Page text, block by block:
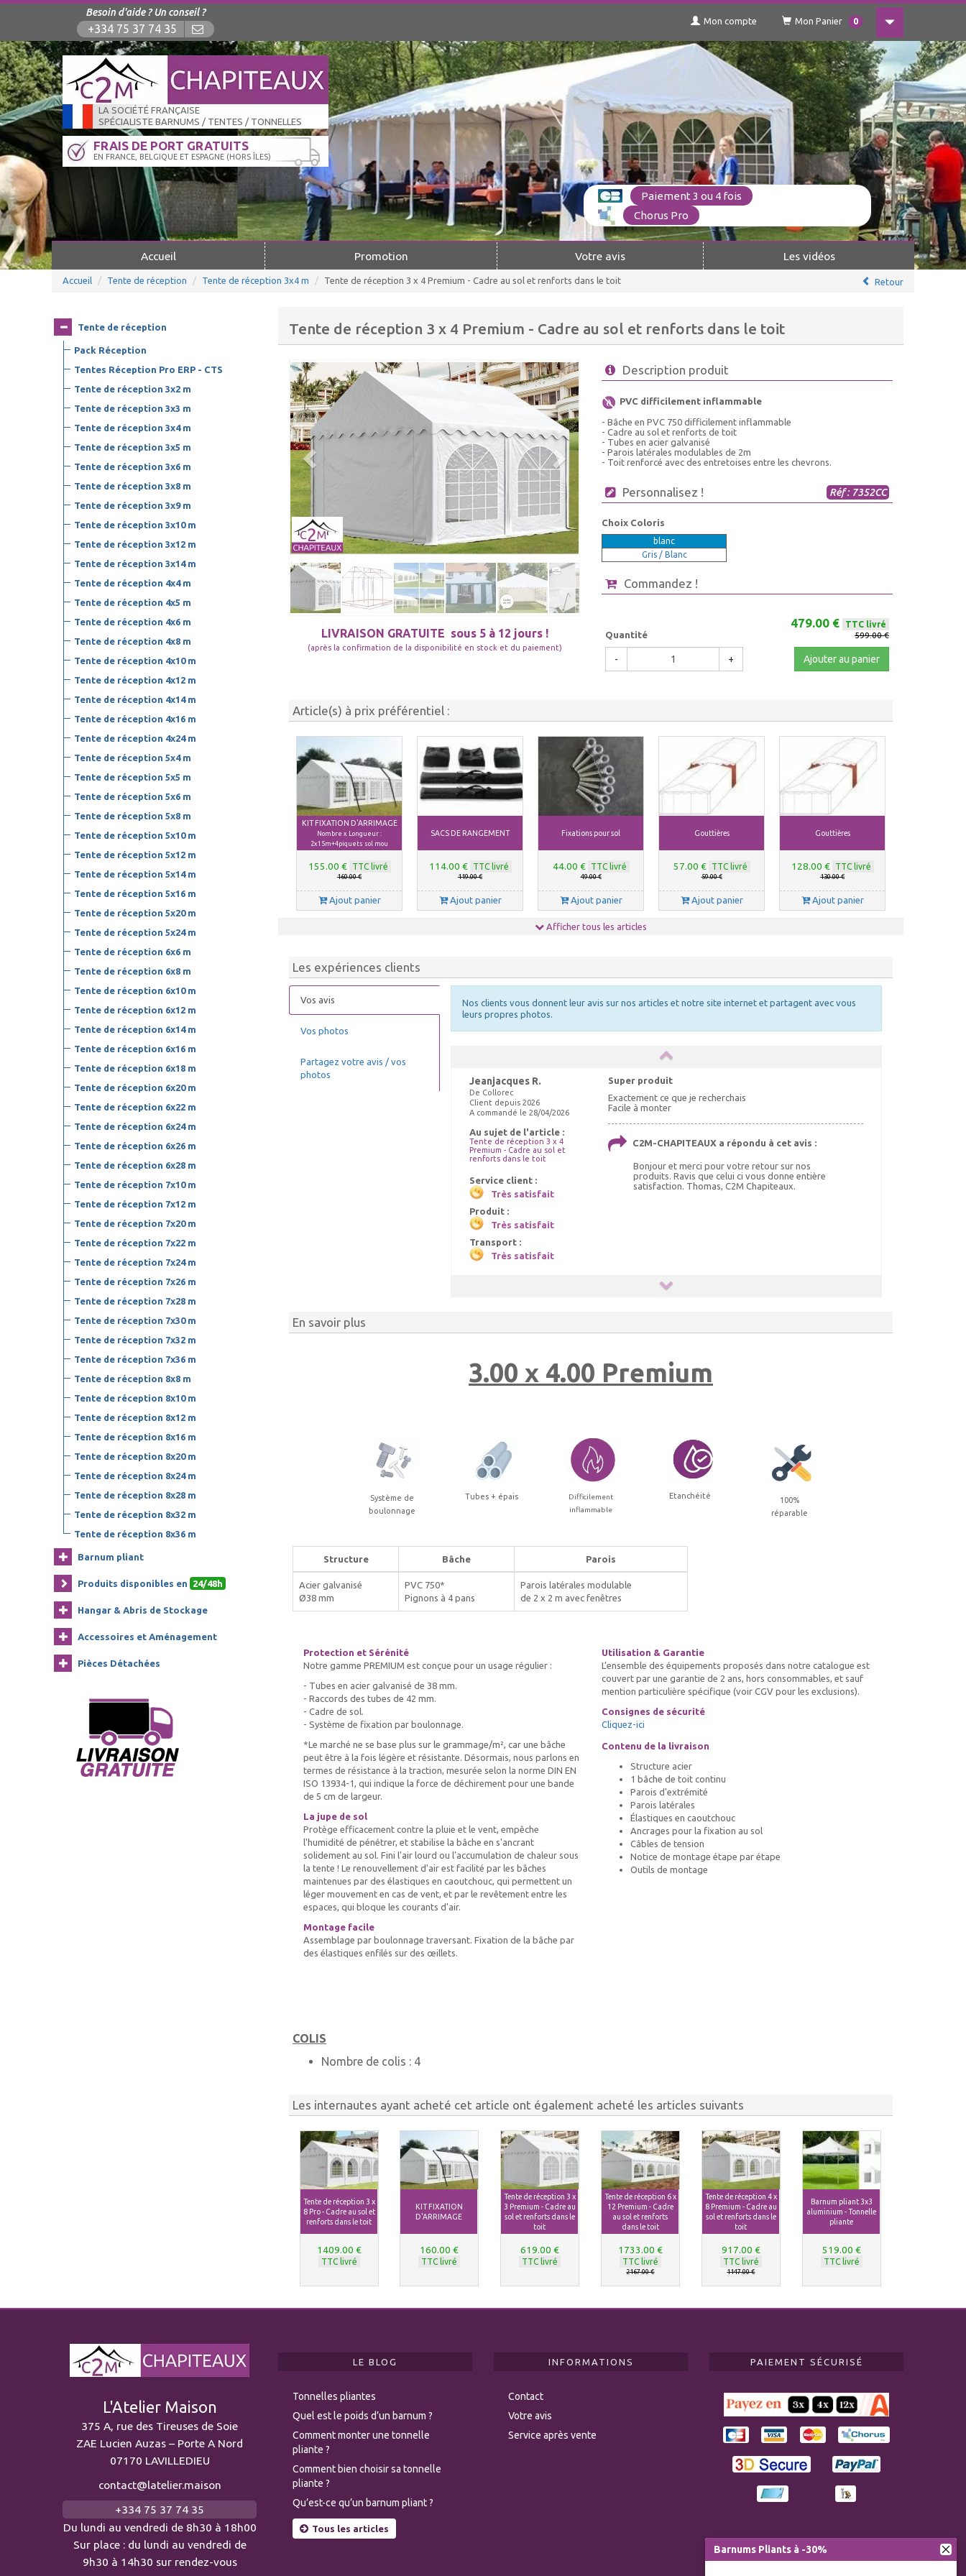
Besoin d'aide ? Un conseil ?
+334 75 37 74 35
Mon compte Mon Panier 0
LA SOCIÉTÉ FRANÇAISE
SPÉCIALISTE BARNUMS / TENTES / TONNELLES
FRAIS DE PORT GRATUITS
EN FRANCE, BELGIQUE ET ESPAGNE (HORS ÎLES)
Paiement 3 ou 4 fois
Chorus Pro
Accueil Promotion Votre avis Les vidéos
Accueil Tente de réception Tente de réception 3x4 m Tente de réception 3 x 4 Premium - Cadre au sol et renforts dans le toit Retour
Tente de réception
Pack Réception
Tentes Réception Pro ERP - CTS
Tente de réception 3x2 m
Tente de réception 3x3 m
Tente de réception 3x4 m
Tente de réception 3x5 m
Tente de réception 3x6 m
Tente de réception 3x8 m
Tente de réception 3x9 m
Tente de réception 3x10 m
Tente de réception 3x12 m
Tente de réception 3x14 m
Tente de réception 4x4 m
Tente de réception 4x5 m
Tente de réception 4x6 m
Tente de réception 4x8 m
Tente de réception 4x10 m
Tente de réception 4x12 m
Tente de réception 4x14 m
Tente de réception 4x16 m
Tente de réception 4x24 m
Tente de réception 5x4 m
Tente de réception 5x5 m
Tente de réception 5x6 m
Tente de réception 5x8 m
Tente de réception 5x10 m
Tente de réception 5x12 m
Tente de réception 5x14 m
Tente de réception 5x16 m
Tente de réception 5x20 m
Tente de réception 5x24 m
Tente de réception 6x6 m
Tente de réception 6x8 m
Tente de réception 6x10 m
Tente de réception 6x12 m
Tente de réception 6x14 m
Tente de réception 6x16 m
Tente de réception 6x18 m
Tente de réception 6x20 m
Tente de réception 6x22 m
Tente de réception 6x24 m
Tente de réception 6x26 m
Tente de réception 6x28 m
Tente de réception 7x10 m
Tente de réception 7x12 m
Tente de réception 7x20 m
Tente de réception 7x22 m
Tente de réception 7x24 m
Tente de réception 7x26 m
Tente de réception 7x28 m
Tente de réception 7x30 m
Tente de réception 7x32 m
Tente de réception 7x36 m
Tente de réception 8x8 m
Tente de réception 8x10 m
Tente de réception 8x12 m
Tente de réception 8x16 m
Tente de réception 8x20 m
Tente de réception 8x24 m
Tente de réception 8x28 m
Tente de réception 8x32 m
Tente de réception 8x36 m
Barnum pliant
Produits disponibles en 24/48h
Hangar & Abris de Stockage
Accessoires et Aménagement
Pièces Détachées
Tente de réception 3 x 4 Premium - Cadre au sol et renforts dans le toit
LIVRAISON GRATUITE sous 5 à 12 jours !
(après la confirmation de la disponibilité en stock et du paiement)
Description produit
PVC difficilement inflammable
- Bâche en PVC 750 difficilement inflammable
- Cadre au sol et renforts de toit
- Tubes en acier galvanisé
- Parois latérales modulables de 2m
- Toit renforcé avec des entretoises entre les chevrons.
Personnalisez ! Réf : 7352CC
Choix Coloris
blanc
Gris / Blanc
Commandez !
Quantité
- +
479.00 €
TTC livré
599.00 €
Ajouter au panier
Article(s) à prix préférentiel :
KIT FIXATION D'ARRIMAGE
Nombre x Longueur :
2x15m+4piquets sol mou
155.00 € TTC livré
160.00 €
Ajout panier
SACS DE RANGEMENT
114.00 € TTC livré
119.00 €
Ajout panier
Fixations pour sol
44.00 € TTC livré
49.00 €
Ajout panier
Gouttières
57.00 € TTC livré
59.00 €
Ajout panier
Gouttières
128.00 € TTC livré
130.00 €
Ajout panier
43.00 €
Chauffage tonnelle,
Ajout panier
50
Ajout panier
Afficher tous les articles
Les expériences clients
Vos avis
Vos photos
Partagez votre avis / vos
photos
Nos clients vous donnent leur avis sur nos articles et notre site internet et partagent avec vous
leurs propres photos.
Jeanjacques R.
De Collorec
Client depuis 2026
A commandé le 28/04/2026
Au sujet de l'article :
Tente de réception 3 x 4
Premium - Cadre au sol et
renforts dans le toit
Service client :
Très satisfait
Produit :
Très satisfait
Transport :
Très satisfait
Super produit
Exactement ce que je recherchais
Facile à monter
C2M-CHAPITEAUX a répondu à cet avis :
Bonjour et merci pour votre retour sur nos
produits. Ravis que celui ci vous donne entière
satisfaction. Thomas, C2M Chapiteaux.
En savoir plus
3.00 x 4.00 Premium
Système de
boulonnage
Tubes + épais
Difficilement
inflammable
Etanchéité
100%
réparable
Structure Bâche Parois
Acier galvanisé
Ø38 mm
PVC 750*
Pignons à 4 pans
Parois latérales modulable
de 2 x 2 m avec fenêtres
Protection et Sérénité
Notre gamme PREMIUM est conçue pour un usage régulier :
- Tubes en acier galvanisé de 38 mm.
- Raccords des tubes de 42 mm.
- Cadre de sol.
- Système de fixation par boulonnage.
*Le marché ne se base plus sur le grammage/m², car une bâche
peut être à la fois légère et résistante. Désormais, nous parlons en
termes de résistance à la traction, mesurée selon la norme DIN EN
ISO 13934-1, qui indique la force de déchirement pour une bande
de 5 cm de largeur.
La jupe de sol
Protège efficacement contre la pluie et le vent, empêche
l'humidité de pénétrer, et stabilise la bâche en s'ancrant
solidement au sol. Fini l'air lourd ou l'accumulation de chaleur sous
la tente ! Le renouvellement d'air est facilité par les bâches
maintenues par des élastiques en caoutchouc, qui permettent un
léger mouvement en cas de vent, et par le revêtement entre les
espaces, qui bloque les courants d'air.
Montage facile
Assemblage par boulonnage traversant. Fixation de la bâche par
des élastiques enfilés sur des œillets.
Utilisation & Garantie
L’ensemble des équipements proposés dans notre catalogue est
couvert par une garantie de 2 ans, hors consommables, et sauf
mention particulière spécifique (voir CGV pour les exclusions).
Consignes de sécurité
Cliquez-ici
Contenu de la livraison
Structure acier
1 bâche de toit continu
Parois d'extrémité
Parois latérales
Élastiques en caoutchouc
Ancrages pour la fixation au sol
Câbles de tension
Notice de montage étape par étape
Outils de montage
COLIS
Nombre de colis : 4
Les internautes ayant acheté cet article ont également acheté les articles suivants
Tente de réception 3 x
8 Pro - Cadre au sol et
renforts dans le toit
1409.00 €
TTC livré
KIT FIXATION
D'ARRIMAGE
160.00 €
TTC livré
Tente de réception 3 x
3 Premium - Cadre au
sol et renforts dans le
toit
619.00 €
TTC livré
Tente de réception 6 x
12 Premium - Cadre
au sol et renforts
dans le toit
1733.00 €
TTC livré
2167.00 €
Tente de réception 4 x
8 Premium - Cadre au
sol et renforts dans le
toit
917.00 €
TTC livré
1147.00 €
Barnum pliant 3x3
aluminium - Tonnelle
pliante
519.00 €
TTC livré
L'Atelier Maison
375 A, rue des Tireuses de Soie
ZAE Lucien Auzas – Porte A Nord
07170 LAVILLEDIEU
contact@latelier.maison
+334 75 37 74 35
Du lundi au vendredi de 8h30 à 18h00
Sur place : du lundi au vendredi de
9h30 à 14h30 sur rendez-vous
LE BLOG
Tonnelles pliantes
Quel est le poids d’un barnum ?
Comment monter une tonnelle
pliante ?
Comment bien choisir sa tonnelle
pliante ?
Qu’est-ce qu’un barnum pliant ?
Tous les articles
INFORMATIONS
Contact
Votre avis
Service après vente
PAIEMENT SÉCURISÉ
Barnums Pliants à -30%